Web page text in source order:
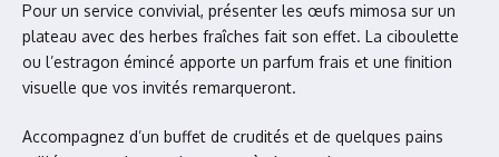
Pour un service convivial, présenter les œufs mimosa sur un
plateau avec des herbes fraîches fait son effet. La ciboulette
ou l’estragon émincé apporte un parfum frais et une finition
visuelle que vos invités remarqueront.
Accompagnez d’un buffet de crudités et de quelques pains